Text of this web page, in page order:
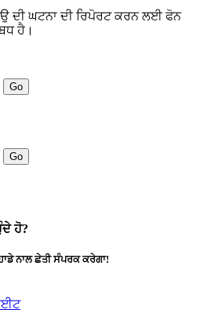
ਦੀ ਘਟਨਾ ਦੀ ਰਿਪੋਰਟ ਕਰਨ ਲਈ ਫੋਨ
ਹੈ।
ਹੋ?
ਨਾਲ ਛੇਤੀ ਸੰਪਰਕ ਕਰੇਗਾ!